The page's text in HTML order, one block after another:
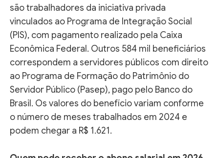
são trabalhadores da iniciativa privada
vinculados ao Programa de Integração Social
(PIS), com pagamento realizado pela Caixa
Econômica Federal. Outros 584 mil beneficiários
correspondem a servidores públicos com direito
ao Programa de Formação do Patrimônio do
Servidor Público (Pasep), pago pelo Banco do
Brasil. Os valores do benefício variam conforme
o número de meses trabalhados em 2024 e
podem chegar a R$ 1.621.